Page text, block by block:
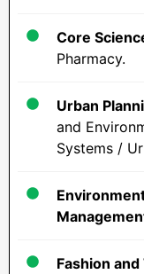
Core
Pharmacy.
Urban
and
Systems /
Fashion